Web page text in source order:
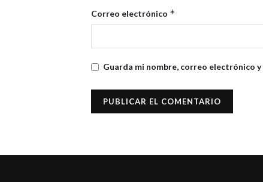
Correo electrónico *
Guarda mi nombre, correo electrónico